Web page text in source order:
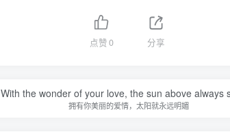
点赞0 分享
With the wonder of your love, the sun above always
拥有你美丽的爱情，太阳就永远明媚